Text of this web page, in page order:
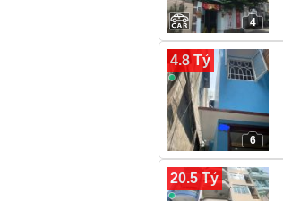
4
4.8 Tỷ
6
20.5 Tỷ